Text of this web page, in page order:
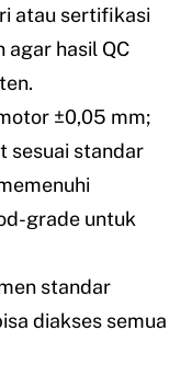
atau sertifikasi
agar hasil QC
±0,05 mm;
sesuai standar
grade untuk
standar
diakses semua